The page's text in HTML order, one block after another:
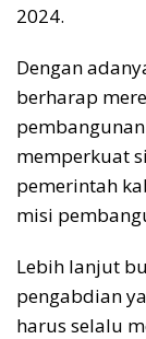
2024.
Dengan
berharap
memperkuat
pemerintah
misi
Lebih lanjut
pengabdian
harus selalu